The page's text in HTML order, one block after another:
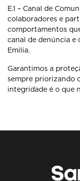
E.1 – Canal de
colaboradores e
comportamentos
canal de denúncia e
Emília.
Garantimos a
sempre priorizando
integridade é o que